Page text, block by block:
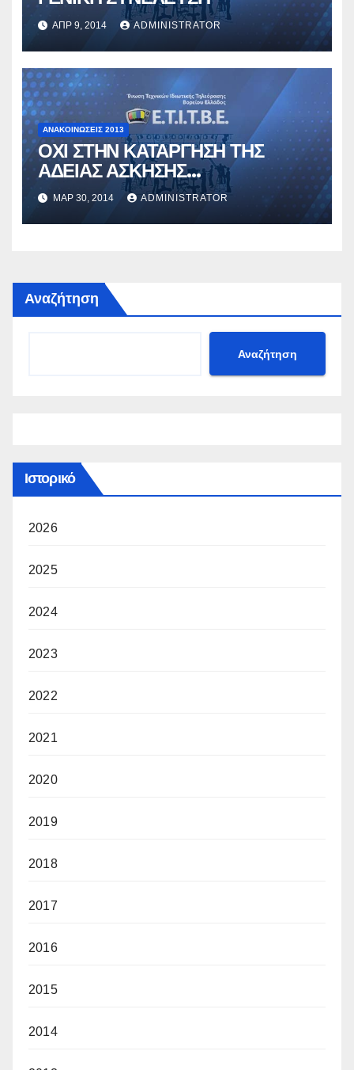
ΑΠΡ 9, 2014 ADMINISTRATOR
ΑΝΑΚΟΙΝΏΣΕΙΣ 2013
ΟΧΙ ΣΤΗΝ ΚΑΤΑΡΓΗΣΗ ΤΗΣ
ΑΔΕΙΑΣ ΑΣΚΗΣΗΣ
ΕΠΑΓΓΕΛΜΑΤΟΣ
ΜΑΡ 30, 2014 ADMINISTRATOR
Αναζήτηση
Αναζήτηση
Ιστορικό
2026
2025
2024
2023
2022
2021
2020
2019
2018
2017
2016
2015
2014